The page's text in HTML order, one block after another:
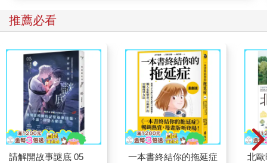
推薦必看
請解開故事謎底 05
一本書終結你的拖延症
北